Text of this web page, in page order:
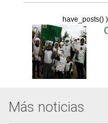
have_posts()
Más noticias